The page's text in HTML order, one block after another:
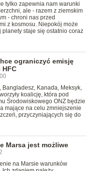
tylko zapewnia nam warunki
ale - razem z ziemskim
- chroni nas przed
z kosmosu. Niepokój może
staje się ostatnio coraz
ograniczyć emisję
HFC
Bangladesz, Kanada, Meksyk,
koalicję, która pod
Środowiskowego ONZ będzie
mające na celu zmniejszenie
przyczyniających się do
Marsa jest możliwe
na Marsie warunków